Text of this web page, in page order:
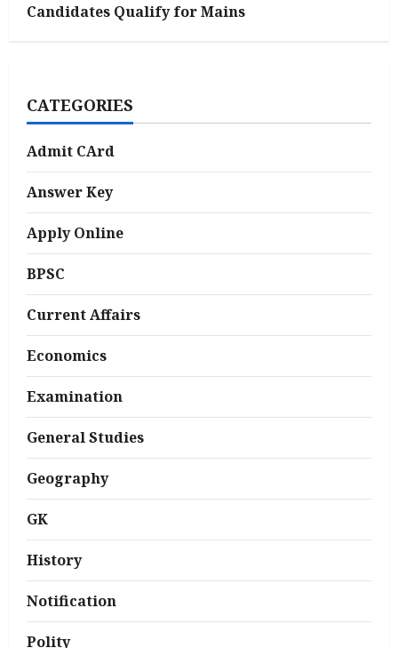
Candidates Qualify for Mains
CATEGORIES
Admit CArd
Answer Key
Apply Online
BPSC
Current Affairs
Economics
Examination
General Studies
Geography
GK
History
Notification
Polity